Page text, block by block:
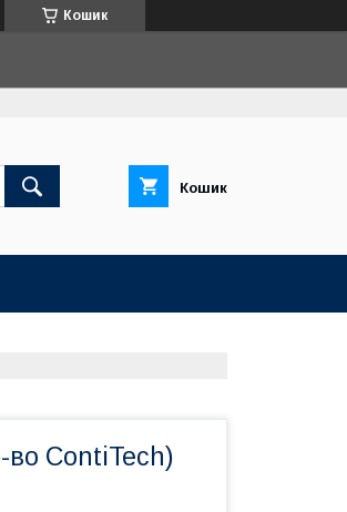
Кошик
Кошик
во ContiTech)